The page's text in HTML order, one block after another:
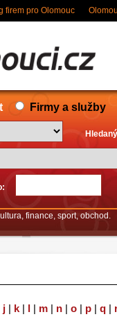
firem pro Olomouc
Firmy a služby
finance, sport, obchod.
j | k | l | m | n | o | p | q |